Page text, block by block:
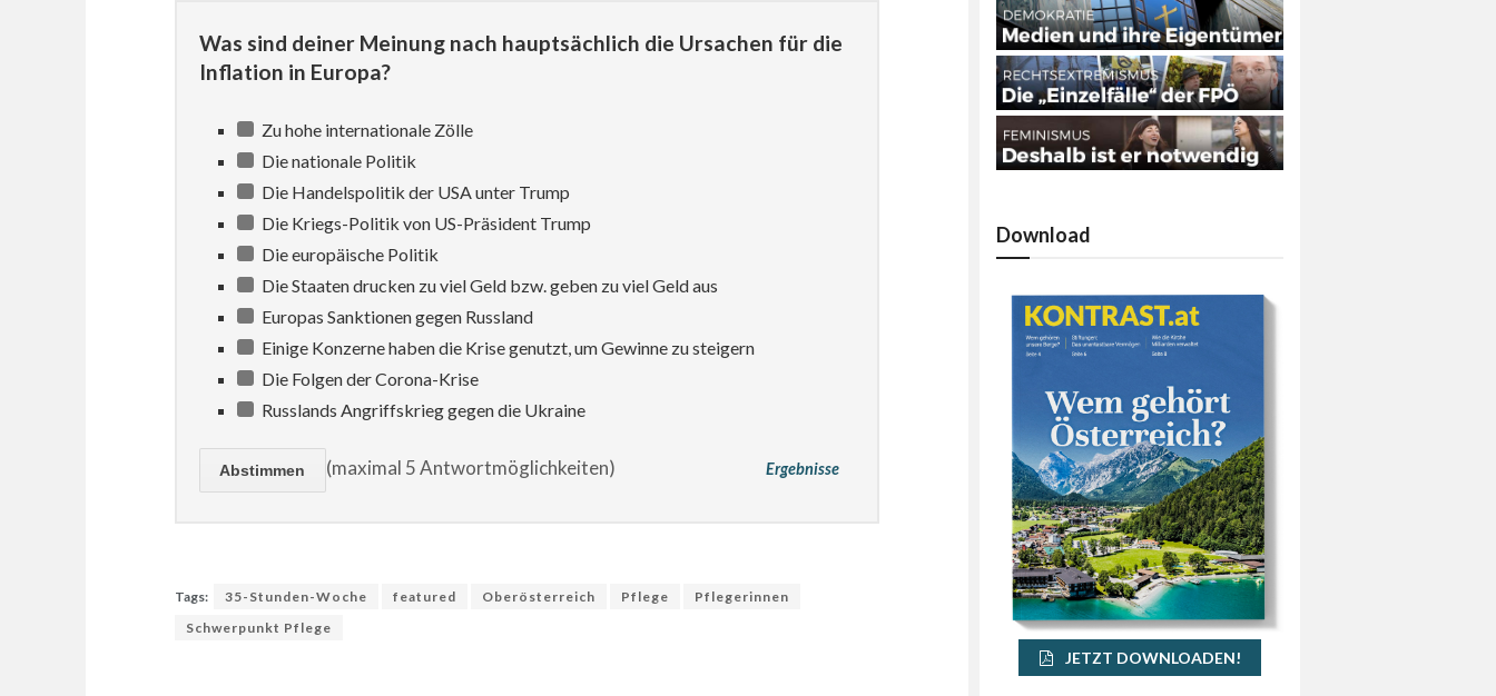
Was sind deiner Meinung nach hauptsächlich die Ursachen für die
Inflation in Europa?
Zu hohe internationale Zölle
Die nationale Politik
Die Handelspolitik der USA unter Trump
Die Kriegs-Politik von US-Präsident Trump
Die europäische Politik
Die Staaten drucken zu viel Geld bzw. geben zu viel Geld aus
Europas Sanktionen gegen Russland
Einige Konzerne haben die Krise genutzt, um Gewinne zu steigern
Die Folgen der Corona-Krise
Russlands Angriffskrieg gegen die Ukraine
Ergebnisse
(maximal 5 Antwortmöglichkeiten)
Tags: 35-Stunden-Woche featured Oberösterreich Pflege
Pflegerinnen
Schwerpunkt Pflege
Download
JETZT DOWNLOADEN!